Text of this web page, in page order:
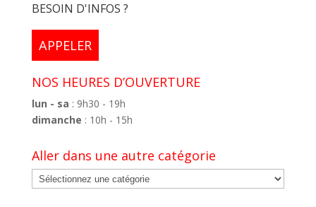
BESOIN D'INFOS ?
APPELER
NOS HEURES D’OUVERTURE
lun - sa : 9h30 - 19h
dimanche : 10h - 15h
Aller dans une autre catégorie